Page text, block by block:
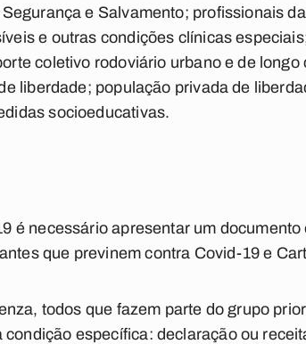
e Salvamento; profissionais
e outras condições clínicas
coletivo rodoviário urbano e de
liberdade; população privada de
socioeducativas.
é necessário apresentar um
que previnem contra Covid-19 e
todos que fazem parte do grupo
específica: declaração ou